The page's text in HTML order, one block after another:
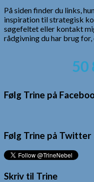
På siden finder du links,
inspiration til strategisk
søgefeltet eller kontakt
rådgivning du har brug
50
Følg Trine på
Følg Trine på Twitter
Skriv til Trine